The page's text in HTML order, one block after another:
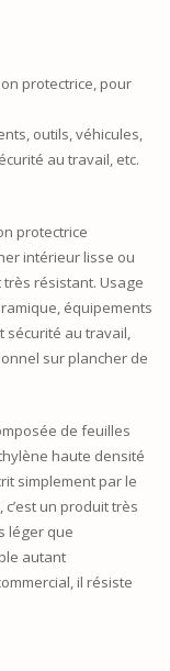
protectrice, pour
outils, véhicules,
au travail, etc.
protectrice
intérieur lisse ou
résistant. Usage
équipements
sécurité au travail,
sur plancher de
de feuilles
haute densité
simplement par le
un produit très
léger que
autant
il résiste